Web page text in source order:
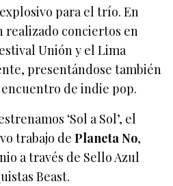
para el trío. En
realizado conciertos en
Unión y el Lima
presentándose también
de indie pop.
‘Sol a Sol’, el
trabajo dePlaneta No,
a través de Sello Azul
Beast.